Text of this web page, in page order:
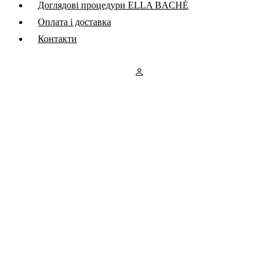
Доглядові процедури ELLA BACHÉ
Оплата і доставка
Контакти